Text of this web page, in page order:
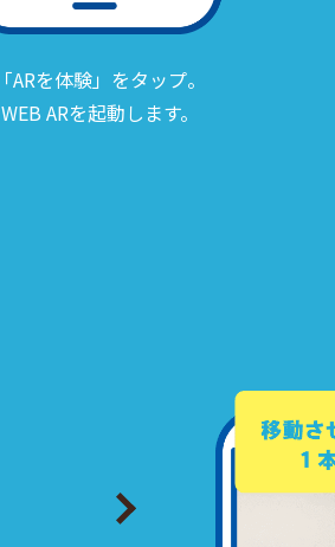
「ARを体験」をタップ。
WEB ARを起動します。